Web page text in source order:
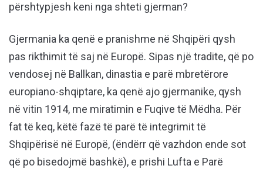
përshtypjesh keni nga shteti gjerman?
Gjermania ka qenë e pranishme në Shqipëri qysh
pas rikthimit të saj në Europë. Sipas një tradite, që po
vendosej në Ballkan, dinastia e parë mbretërore
europiano-shqiptare, ka qenë ajo gjermanike, qysh
në vitin 1914, me miratimin e Fuqive të Mëdha. Për
fat të keq, këtë fazë të parë të integrimit të
Shqipërisë në Europë, (ëndërr që vazhdon ende sot
që po bisedojmë bashkë), e prishi Lufta e Parë